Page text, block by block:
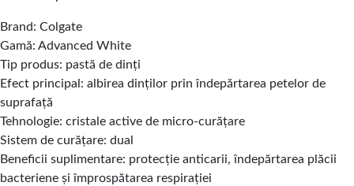
Brand: Colgate
Gamă: Advanced White
Tip produs: pastă de dinți
Efect principal: albirea dinților prin îndepărtarea petelor de
suprafață
Tehnologie: cristale active de micro-curățare
Sistem de curățare: dual
Beneficii suplimentare: protecție anticarii, îndepărtarea plăcii
bacteriene și împrospătarea respirației